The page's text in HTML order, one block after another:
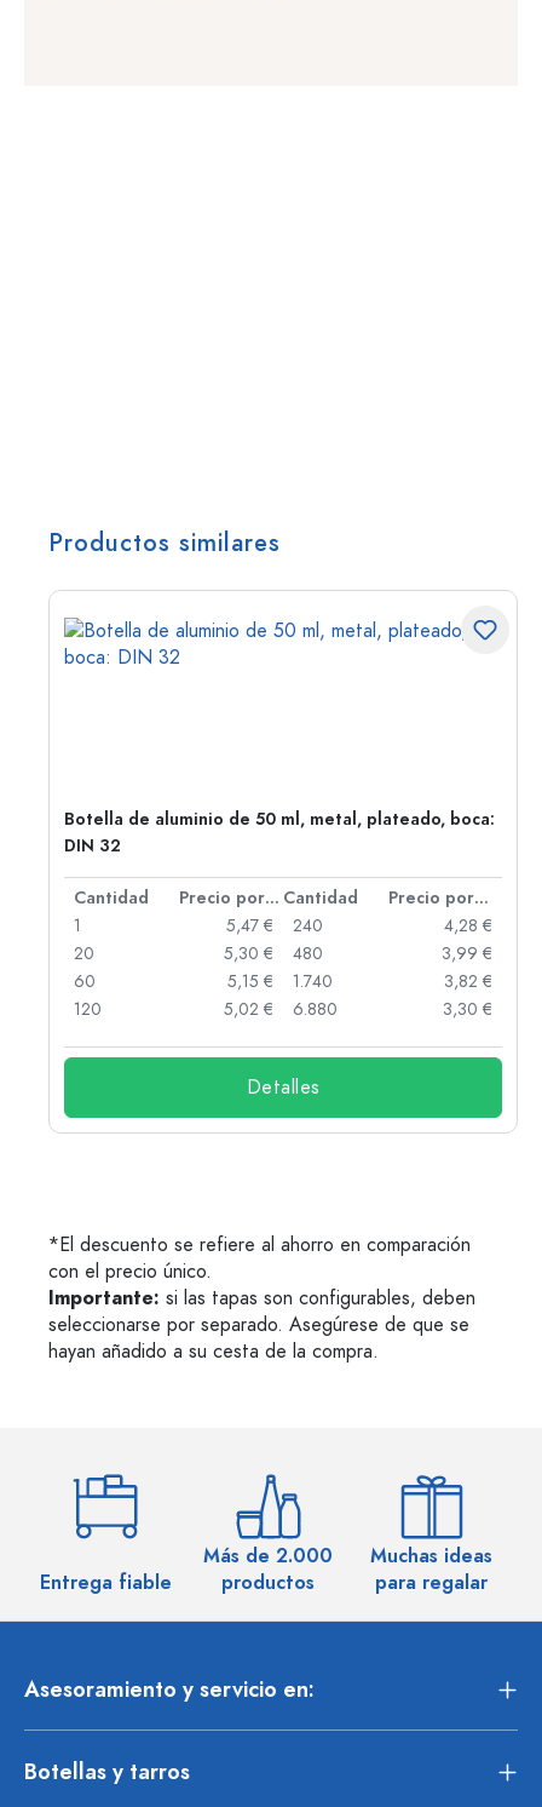
Productos similares
Botella de aluminio de 50 ml, metal, plateado, boca:
DIN 32
Cantidad Precio por unidad Cantidad
Precio por unidad
1
5,47 €
20
5,30 €
60
5,15 €
120
5,02 €
240
4,28 €
480
3,99 €
1.740
3,82 €
6.880
3,30 €
Detalles
*El descuento se refiere al ahorro en comparación
con el precio único.
Importante: si las tapas son configurables, deben
seleccionarse por separado. Asegúrese de que se
hayan añadido a su cesta de la compra.
Entrega fiable
Más de 2.000
productos
Muchas ideas
para regalar
Asesoramiento y servicio en:
Botellas y tarros